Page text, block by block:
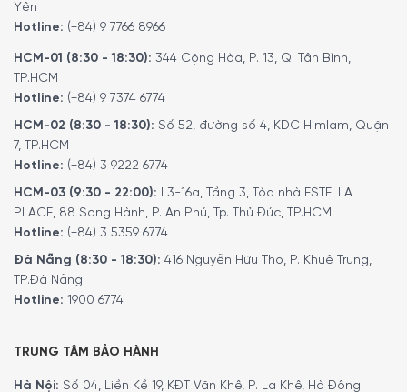
Ngoài việc điều chỉnh nhiệt độ, độ ẩm cũng đóng vai trò
quan trọng trong quá trình bảo quản rượu, ảnh hưởng trực
tiếp đến chất lượng và sự phát triển hương vị của rượu.
Một trong những biểu hiện của mức độ ẩm lý tưởng là
việc nút bần của chai rượu không bị khô, và rượu được
bảo quản có được điều kiện hoàn hảo nhất để “chín”.
Độ ẩm không khí của Tủ Bảo Rượu Vang Liebherr WTes
5872 được duy trì ở mức trên 50%, một mức độ ẩm lý
tưởng để đảm bảo hương vị của rượu không bị ảnh hưởng
và rượu có thể phát triển tốt nhất.
Quý khách có thể điều chỉnh mức độ ẩm theo nhu cầu
bảo quản rượu vang, đảm bảo rằng mỗi chai rượu được
lưu trữ trong điều kiện lý tưởng để giữ hương vị và chất
Yên
Hotline: (+84) 9 7766 8966
HCM-01 (8:30 - 18:30): 344 Cộng Hòa, P. 13, Q. Tân Bình,
TP.HCM
Hotline: (+84) 9 7374 6774
HCM-02 (8:30 - 18:30): Số 52, đường số 4, KDC Himlam, Quận
7, TP.HCM
Hotline: (+84) 3 9222 6774
HCM-03 (9:30 - 22:00): L3-16a, Tầng 3, Tòa nhà ESTELLA
PLACE, 88 Song Hành, P. An Phú, Tp. Thủ Đức, TP.HCM
Hotline: (+84) 3 5359 6774
Đà Nẵng (8:30 - 18:30): 416 Nguyễn Hữu Thọ, P. Khuê Trung,
TP.Đà Nẵng
Hotline: 1900 6774
TRUNG TÂM BẢO HÀNH
Hà Nội: Số 04, Liền Kề 19, KĐT Văn Khê, P. La Khê, Hà Đông